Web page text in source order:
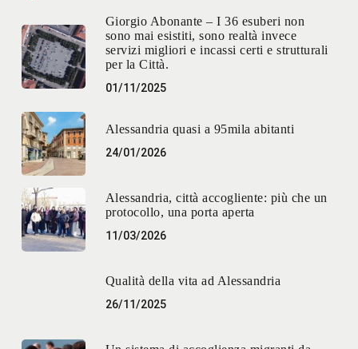
Giorgio Abonante – I 36 esuberi non
sono mai esistiti, sono realtà invece
servizi migliori e incassi certi e strutturali
per la Città.
01/11/2025
Alessandria quasi a 95mila abitanti
24/01/2026
Alessandria, città accogliente: più che un
protocollo, una porta aperta
11/03/2026
Qualità della vita ad Alessandria
26/11/2025